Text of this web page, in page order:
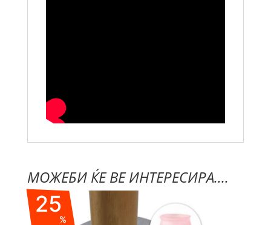
МОЖЕБИ ЌЕ ВЕ ИНТЕРЕСИРА....
25
%